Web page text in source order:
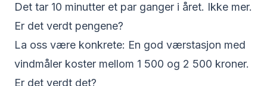
Det tar 10 minutter et par ganger i året. Ikke mer.
Er det verdt pengene?
La oss være konkrete: En god værstasjon med
vindmåler koster mellom 1 500 og 2 500 kroner.
Er det verdt det?